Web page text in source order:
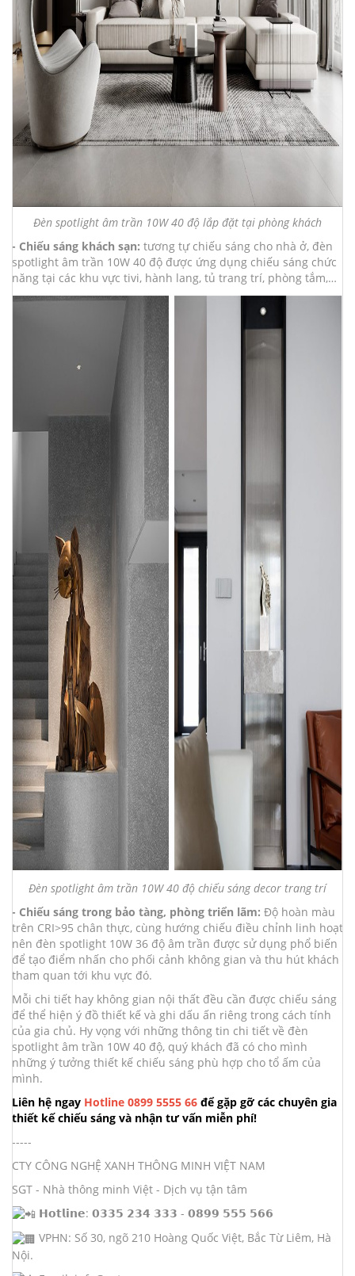
Đèn spotlight âm trần 10W 40 độ lắp đặt tại phòng khách
- Chiếu sáng khách sạn: tương tự chiếu sáng cho nhà ở, đèn
spotlight âm trần 10W 40 độ được ứng dụng chiếu sáng chức
năng tại các khu vực tivi, hành lang, tủ trang trí, phòng tắm,…
Đèn spotlight âm trần 10W 40 độ chiếu sáng decor trang trí
- Chiếu sáng trong bảo tàng, phòng triển lãm: Độ hoàn màu
trên CRI>95 chân thực, cùng hướng chiếu điều chỉnh linh hoạt
nên đèn spotlight 10W 36 độ âm trần được sử dụng phổ biến
để tạo điểm nhấn cho phối cảnh không gian và thu hút khách
tham quan tới khu vực đó.
Mỗi chi tiết hay không gian nội thất đều cần được chiếu sáng
để thể hiện ý đồ thiết kế và ghi dấu ấn riêng trong cách tính
của gia chủ. Hy vọng với những thông tin chi tiết về đèn
spotlight âm trần 10W 40 độ, quý khách đã có cho mình
những ý tưởng thiết kế chiếu sáng phù hợp cho tổ ấm của
mình.
Liên hệ ngay Hotline 0899 5555 66 để gặp gỡ các chuyên gia
thiết kế chiếu sáng và nhận tư vấn miễn phí!
-----
CTY CÔNG NGHỆ XANH THÔNG MINH VIỆT NAM
SGT - Nhà thông minh Việt - Dịch vụ tận tâm
𝗛𝗼𝘁𝗹𝗶𝗻𝗲: 𝟬𝟯𝟯𝟱 𝟮𝟯𝟰 𝟯𝟯𝟯 - 𝟬𝟴𝟵𝟵 𝟱𝟱𝟱 𝟱𝟲𝟲
VPHN: Số 30, ngõ 210 Hoàng Quốc Việt, Bắc Từ Liêm, Hà
Nội.